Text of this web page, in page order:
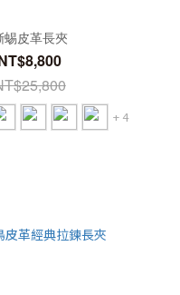
蜴皮革長夾
+ 4